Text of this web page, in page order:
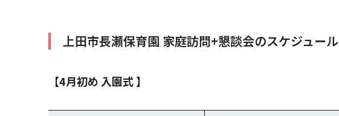
上田市長瀬保育園 家庭訪問+懇談会のスケジュール
【4月初め 入園式 】